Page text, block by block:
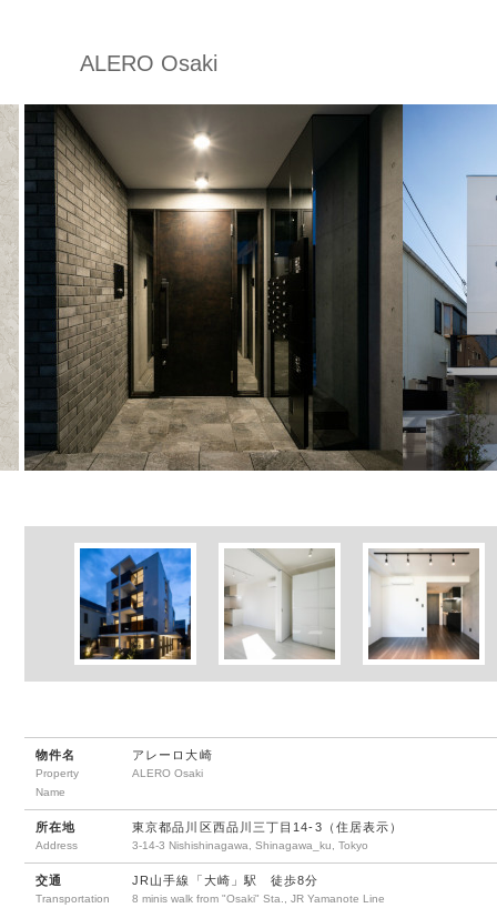
ALERO Osaki
物件名
Property
Name
アレーロ大崎
ALERO Osaki
所在地
Address
東京都品川区西品川三丁目14-3（住居表示）
3-14-3 Nishishinagawa, Shinagawa_ku, Tokyo
交通
Transportation
JR山手線「大崎」駅 徒歩8分
8 minis walk from "Osaki" Sta., JR Yamanote Line